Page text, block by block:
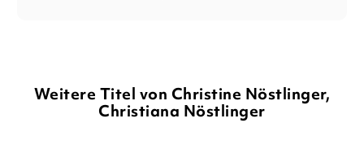
Weitere Titel von Christine Nöstlinger,
Christiana Nöstlinger